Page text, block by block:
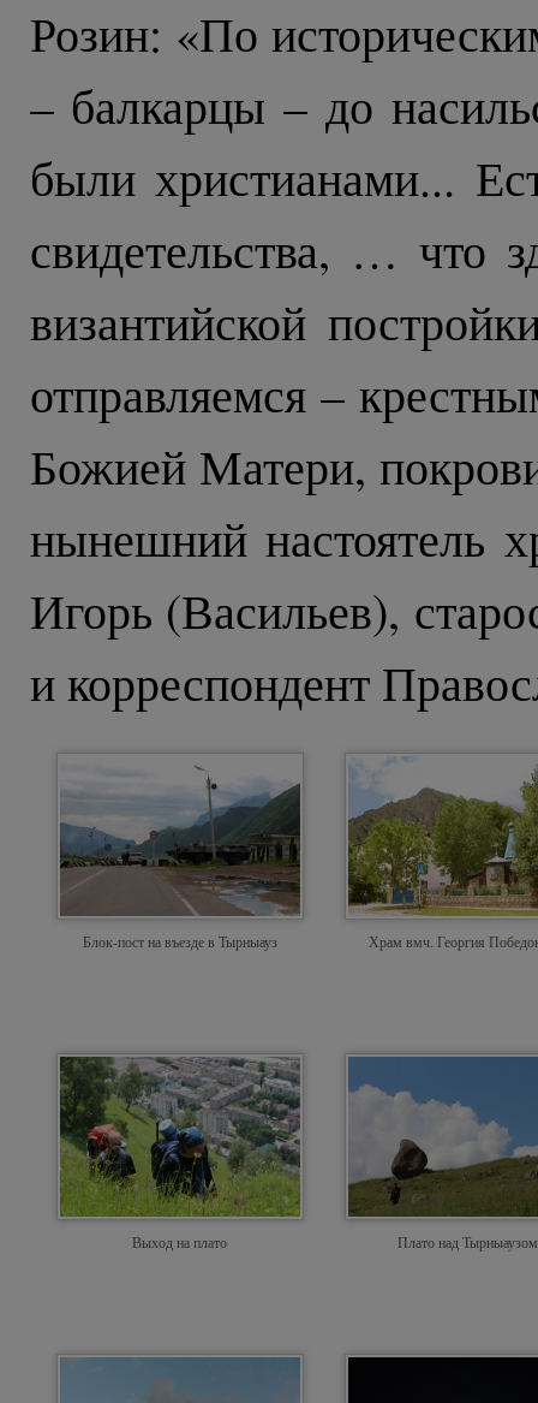
Розин: «По
– балкарцы – до
были христианами...
свидетельства, … что
византийской
отправляемся –
Божией Матери,
нынешний настоятель
Игорь (Васильев),
и корреспондент
Блок-пост на въезде в Тырныауз Храм вмч. Георгия
Выход на плато Плато над Тырныаузом